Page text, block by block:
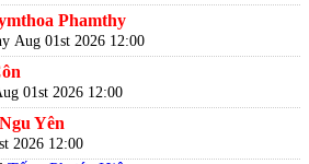
Phamthy
Aug 01st 2026 12:00
01st 2026 12:00
Yên
2026 12:00